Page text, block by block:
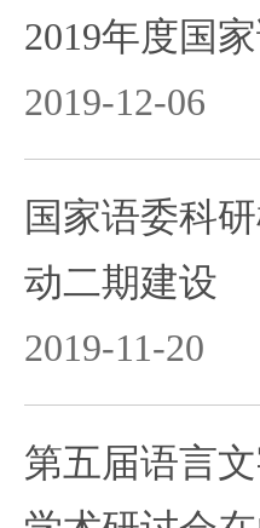
2019年度国
2019-12-06
国家语委科
动二期建设
2019-11-20
第五届语言